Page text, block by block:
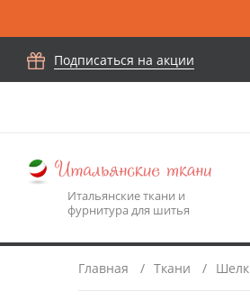
Подписаться на акции
Итальянские ткани и
фурнитура для шитья
Главная Ткани Шелк